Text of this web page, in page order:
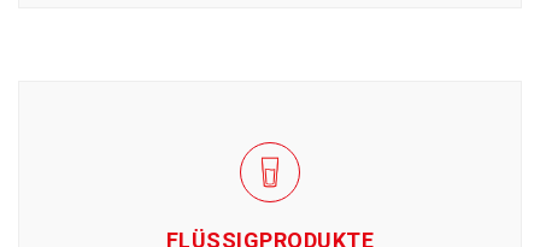
FLÜSSIGPRODUKTE